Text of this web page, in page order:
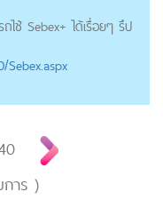
ไช้ Sebex+ ได้เรื่อยๆ รึป
การ )